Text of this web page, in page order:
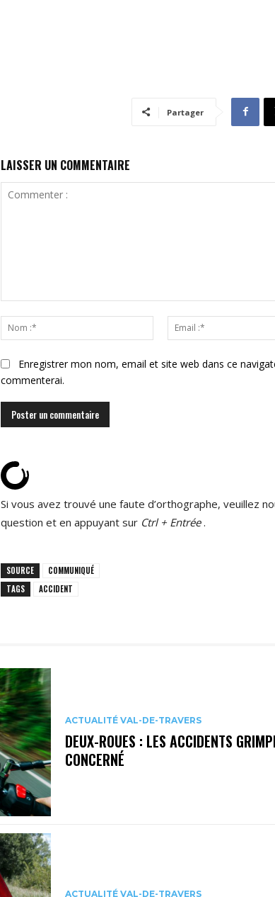
Partager
LAISSER UN COMMENTAIRE
Nom
:*
Enregistrer mon nom, email et site web dans ce
commenterai.
Si vous avez trouvé une faute d’orthographe, veuillez
question et en appuyant sur Ctrl + Entrée.
SOURCE
COMMUNIQUÉ
TAGS
ACCIDENT
ACTUALITÉ VAL-DE-TRAVERS
DEUX-ROUES : LES ACCIDENTS
CONCERNÉ
ACTUALITÉ VAL-DE-TRAVERS